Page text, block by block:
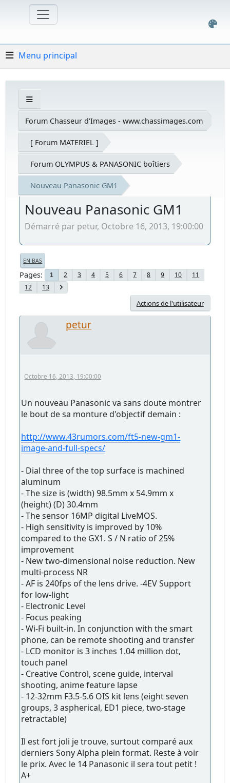
Menu principal
Forum Chasseur d'Images - www.chassimages.com
[ Forum MATERIEL ]
Forum OLYMPUS & PANASONIC boîtiers
Nouveau Panasonic GM1
Nouveau Panasonic GM1
Démarré par petur, Octobre 16, 2013, 19:00:00
EN BAS
Pages 1 2 3 4 5 6 7 8 9 10
11
12
13
Actions de l'utilisateur
petur
Octobre 16, 2013, 19:00:00
Un nouveau Panasonic va sans doute montrer
le bout de sa monture d'objectif demain :
http://www.43rumors.com/ft5-new-gm1-
image-and-full-specs/
- Dial three of the top surface is machined
aluminum
- The size is (width) 98.5mm x 54.9mm x
(height) (D) 30.4mm
- The sensor 16MP digital LiveMOS.
- High sensitivity is improved by 10%
compared to the GX1. S / N ratio of 25%
improvement
- New two-dimensional noise reduction. New
multi-process NR
- AF is 240fps of the lens drive. -4EV Support
for low-light
- Electronic Level
- Focus peaking
- Wi-Fi built-in. In conjunction with the smart
phone, can be remote shooting and transfer
- LCD monitor is 3 inches 1.04 million dot,
touch panel
- Creative Control, scene guide, interval
shooting, anime feature lapse
- 12-32mm F3.5-5.6 OIS kit lens (eight seven
groups, 3 aspherical, ED1 piece, two-stage
retractable)
Il est fort joli je trouve, surtout comparé aux
derniers Sony Alpha plein format. Reste à voir
le prix. Avec le 14 Panasonic il sera tout petit !
A+